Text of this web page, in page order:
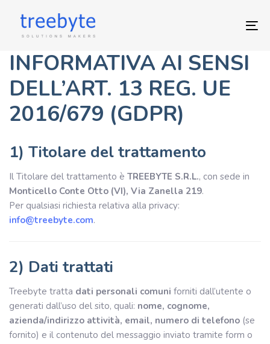
primary
content
INFORMATIVA AI SENSI
DELL’ART. 13 REG. UE
2016/679 (GDPR)
1) Titolare del trattamento
Il Titolare del trattamento è TREEBYTE S.R.L., con sede in
Monticello Conte Otto (VI), Via Zanella 219.
Per qualsiasi richiesta relativa alla privacy:
info@treebyte.com.
2) Dati trattati
Treebyte tratta dati personali comuni forniti dall’utente o
generati dall’uso del sito, quali: nome, cognome,
azienda/indirizzo attività, email, numero di telefono (se
fornito) e il contenuto del messaggio inviato tramite form o